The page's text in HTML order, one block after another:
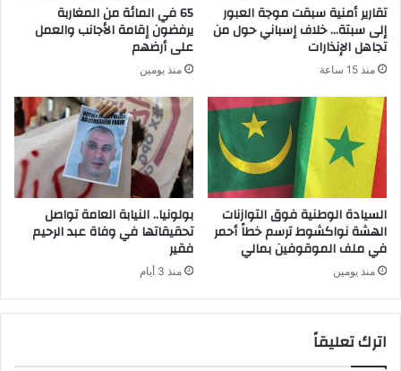
تقارير أمنية سبقت موجة العبور
إلى سبتة… خلاف إسباني حول من
تجاهل الإنذارات
منذ 15 ساعة
65 في المائة من المغاربة
يرفضون إقامة الأجانب والعمل
على أرضهم
منذ يومين
السيادة الوطنية فوق التوازنات
الهشة نواكشوط ترسم خطاً أحمر
في ملف الموقوفين بمالي
منذ يومين
بولونيا.. النيابة العامة تواصل
تحقيقاتها في وفاة عبد الرحيم
فقير
منذ 3 أيام
اترك تعليقاً